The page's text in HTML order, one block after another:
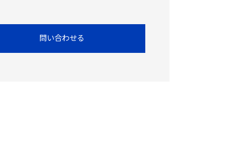
問い合わせる